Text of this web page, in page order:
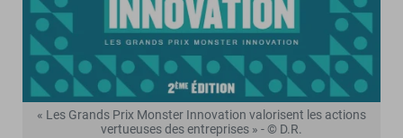
« Les Grands Prix Monster Innovation valorisent les actions
vertueuses des entreprises » - © D.R.